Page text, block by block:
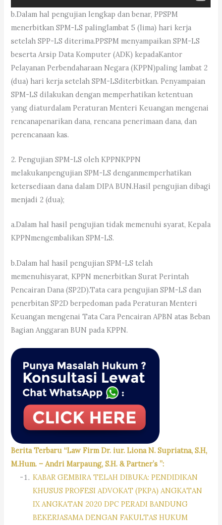
b.Dalam hal pengujian lengkap dan benar, PPSPM
menerbitkan SPM-LS palinglambat 5 (lima) hari kerja
setelah SPP-LS diterima.PPSPM menyampaikan SPM-LS
beserta Arsip Data Komputer (ADK) kepadaKantor
Pelayanan Perbendaharaan Negara (KPPN)paling lambat 2
(dua) hari kerja setelah SPM-LSditerbitkan. Penyampaian
SPM-LS dilakukan dengan memperhatikan ketentuan
yang diaturdalam Peraturan Menteri Keuangan mengenai
rencanapenarikan dana, rencana penerimaan dana, dan
perencanaan kas.
2. Pengujian SPM-LS oleh KPPNKPPN
melakukanpengujian SPM-LS denganmemperhatikan
ketersediaan dana dalam DIPA BUN.Hasil pengujian dibagi
menjadi 2 (dua);
a.Dalam hal hasil pengujian tidak memenuhi syarat, Kepala
KPPNmengembalikan SPM-LS.
b.Dalam hal hasil pengujian SPM-LS telah
memenuhisyarat, KPPN menerbitkan Surat Perintah
Pencairan Dana (SP2D).Tata cara pengujian SPM-LS dan
penerbitan SP2D berpedoman pada Peraturan Menteri
Keuangan mengenai Tata Cara Pencairan APBN atas Beban
Bagian Anggaran BUN pada KPPN.
Berita Terbaru “Law Firm Dr. iur. Liona N. Supriatna, S.H,
M.Hum. – Andri Marpaung, S.H. & Partner’s ”:
KABAR GEMBIRA TELAH DIBUKA: PENDIDIKAN
KHUSUS PROFESI ADVOKAT (PKPA) ANGKATAN
IX ANGKATAN 2020 DPC PERADI BANDUNG
BEKERJASAMA DENGAN FAKULTAS HUKUM